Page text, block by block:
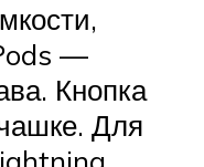
—
Кнопка
Для